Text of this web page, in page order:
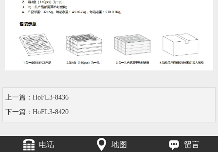
上一篇： HoFL3-8436
下一篇： HoFL3-8420
电话 地图 留言